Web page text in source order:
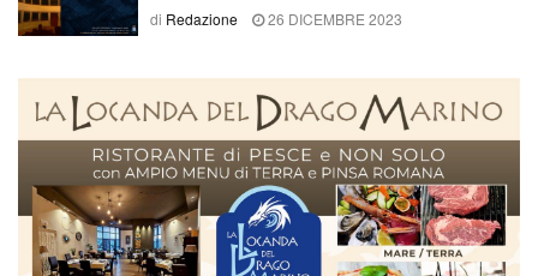
di Redazione 26 DICEMBRE 2023